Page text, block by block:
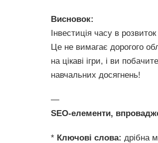
Висновок:
Інвестиція часу в
Це не вимагає дорогого
на цікаві ігри, і ви
навчальних досягнень!
—
SEO-елементи,
* Ключові слова: дрібна